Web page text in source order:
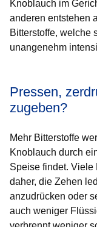
Knoblauch im
anderen entstehen
Bitterstoffe, welche
unangenehm
Pressen,
zugeben?
Mehr Bitterstoffe
Knoblauch durch
Speise findet. Viele
daher, die Zehen
anzudrücken oder
auch weniger